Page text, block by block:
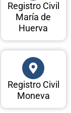
Registro Civil
María de
Huerva
Registro Civil
Moneva